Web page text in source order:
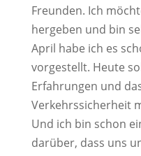
Freunden. Ich
hergeben und bin
April habe ich es
vorgestellt. Heute
Erfahrungen und
Verkehrssicherheit
Und ich bin schon
darüber, dass uns